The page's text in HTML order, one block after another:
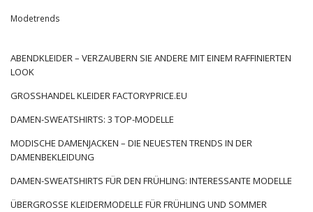
Basic Style – was ist das und was
zeichnet es aus?
bezeichnet, die die Grundlage für das Styling bilden. Im
einheitliches Styling zu kreieren, das unabhängig von den
deshalb sind sie zeitlos, universell und bieten …
Modetrends
ABENDKLEIDER – VERZAUBERN SIE ANDERE MIT EINEM RAFFINIERTEN
LOOK
GROSSHANDEL KLEIDER FACTORYPRICE.EU
DAMEN-SWEATSHIRTS: 3 TOP-MODELLE
MODISCHE DAMENJACKEN – DIE NEUESTEN TRENDS IN DER
DAMENBEKLEIDUNG
DAMEN-SWEATSHIRTS FÜR DEN FRÜHLING: INTERESSANTE MODELLE
ÜBERGROSSE KLEIDERMODELLE FÜR FRÜHLING UND SOMMER